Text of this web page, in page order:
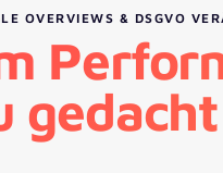
OVERVIEWS & DSGVO